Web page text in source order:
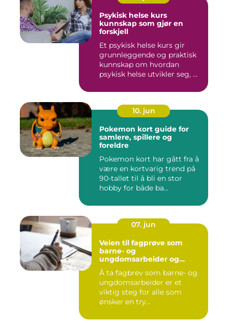
Psykisk helse kurs
kunnskap som gjør en
forskjell
Et psykisk helse kurs gir
grunnleggende og praktisk
kunnskap om hvordan
psykisk helse utvikler seg, ...
10. jun
Pokemon kort guide for
samlere, spillere og
foreldre
Pokemon kort har gått fra å
være en kortvarig trend på
90-tallet til å bli en stor
hobby for både ba...
07. jun
Veien til fagprøve som
barne- og
ungdomsarbeider og
barne- og
ungdomsarbeiderfaget VG1
Å ta fagbrev som barne- og
ungdomsarbeider er et
viktig steg for alle som
ønsker en try...